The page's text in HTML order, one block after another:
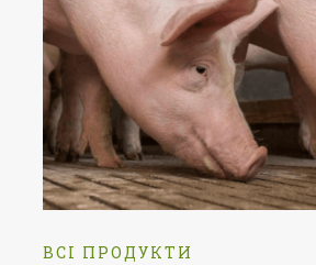
ВСІ ПРОДУКТИ